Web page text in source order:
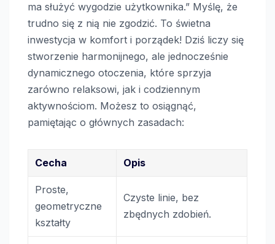
ma służyć wygodzie użytkownika.” Myślę, że
trudno się z nią nie zgodzić. To świetna
inwestycja w komfort i porządek! Dziś liczy się
stworzenie harmonijnego, ale jednocześnie
dynamicznego otoczenia, które sprzyja
zarówno relaksowi, jak i codziennym
aktywnościom. Możesz to osiągnąć,
pamiętając o głównych zasadach:
Cecha Opis
Proste,
geometryczne
kształty
Czyste linie, bez
zbędnych zdobień.